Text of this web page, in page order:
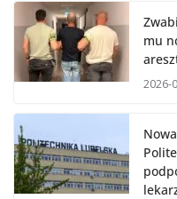
mu
2026-